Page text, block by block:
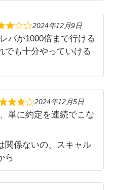
2024年12月9日
バが1000倍まで行ける
でも十分やっていける
2024年12月5日
単に約定を連続でこな
関係ないの、スキャル
ら